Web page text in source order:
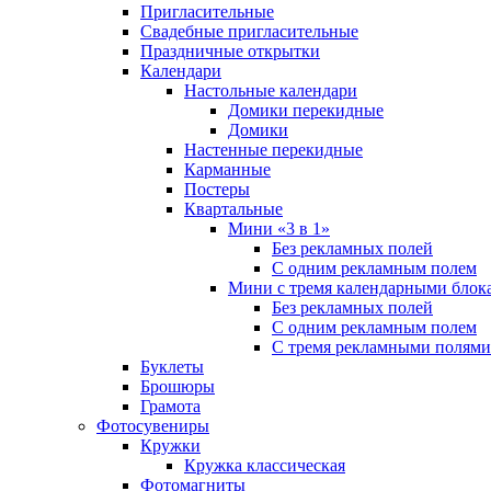
Пригласительные
Свадебные пригласительные
Праздничные открытки
Календари
Настольные календари
Домики перекидные
Домики
Настенные перекидные
Карманные
Постеры
Квартальные
Мини «3 в 1»
Без рекламных полей
С одним рекламным полем
Мини с тремя календарными
Без рекламных полей
С одним рекламным полем
С тремя рекламными полями
Буклеты
Брошюры
Грамота
Фотосувениры
Кружки
Кружка классическая
Фотомагниты